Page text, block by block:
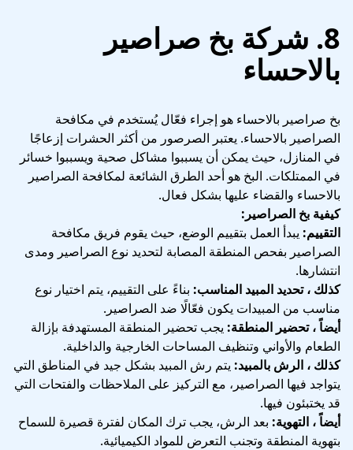
8. شركة بخ صراصير
بالاحساء
بخ صراصير بالاحساء هو إجراء فعّال يُستخدم في مكافحة
الصراصير بالاحساء. يعتبر الصرصور من أكثر الحشرات إزعاجًا
في المنازل، حيث يمكن أن يسببوا مشاكل صحية ويسببوا خسائر
في الممتلكات. البخ هو أحد الطرق الشائعة لمكافحة الصراصير
بالاحساء والقضاء عليها بشكل فعال.
كيفية بخ الصراصير:
التقييم: يبدأ العمل بتقييم الوضع، حيث يقوم فريق مكافحة
الصراصير بفحص المنطقة المصابة لتحديد نوع الصراصير ومدى
انتشارها.
كذلك ، تحديد المبيد المناسب: بناءً على التقييم، يتم اختيار نوع
مناسب من المبيدات يكون فعّالًا ضد الصراصير.
أيضاً ، تحضير المنطقة: يجب تحضير المنطقة المستهدفة بإزالة
الطعام والأواني وتنظيف المساحات الخارجية والداخلية.
كذلك ، الرش بالمبيد: يتم رش المبيد بشكل جيد في المناطق التي
يتواجد فيها الصراصير، مع التركيز على الملاحظات والفتحات التي
قد يختبئون فيها.
أيضاً ، التهوية: بعد الرش، يجب ترك المكان لفترة قصيرة للسماح
بتهوية المنطقة وتجنب التعرض للمواد الكيميائية.